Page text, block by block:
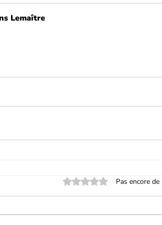
Lemaître
Noté 0 étoile sur 5.
Pas encore